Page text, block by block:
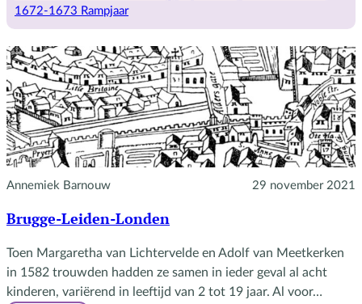
Lodewijk
1672-1673 Rampjaar
Annemiek Barnouw 29 november 2021
Brugge-Leiden-Londen
Toen Margaretha van Lichtervelde en Adolf van Meetkerken
in 1582 trouwden hadden ze samen in ieder geval al acht
kinderen, variërend in leeftijd van 2 tot 19 jaar. Al voor…